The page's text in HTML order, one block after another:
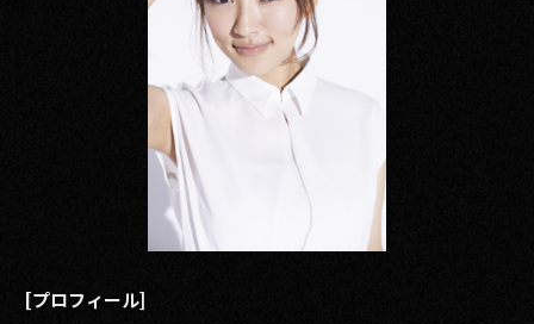
2025
2024
2023
2021
[プロフィール]